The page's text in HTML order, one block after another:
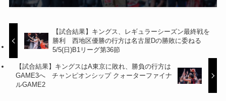
【試合結果】キングス、レギュラーシーズン最終戦を
勝利 西地区優勝の行方は名古屋Dの勝敗に委ねる
5/5(日)B1リーグ第36節
【試合結果】キングスはA東京に敗れ、勝負の行方は
GAME3へ チャンピオンシップ クォーターファイナ
ルGAME2